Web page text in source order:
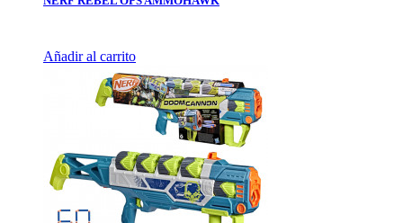
Añadir al carrito